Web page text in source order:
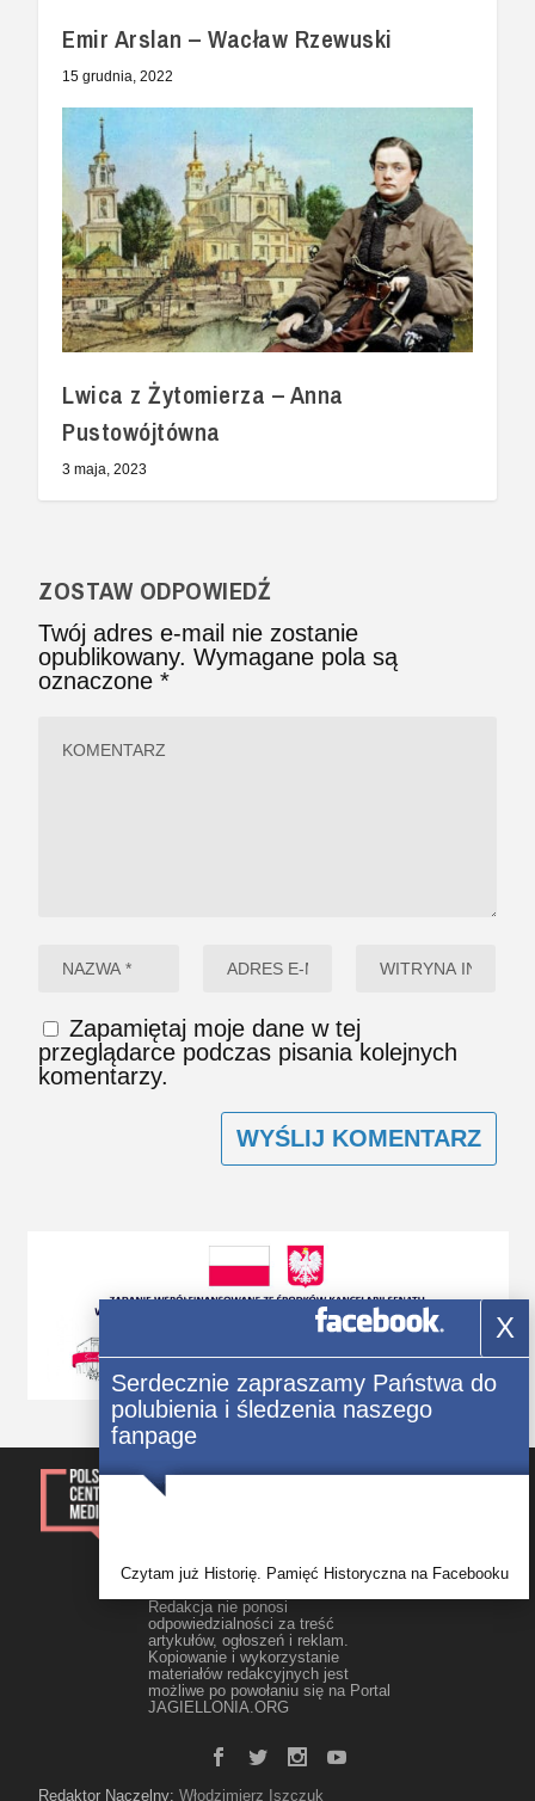
Emir Arslan – Wacław Rzewuski
15 grudnia, 2022
Lwica z Żytomierza – Anna
Pustowójtówna
3 maja, 2023
ZOSTAW ODPOWIEDŹ
Twój adres e-mail nie zostanie
opublikowany. Wymagane pola są
oznaczone*
Zapamiętaj moje dane w tej
przeglądarce podczas pisania kolejnych
komentarzy.
© 2014-2023, Kwartalnik „Głos
Polonii” Wszelkie prawa
Sprawiedliwości w obwodzie
Redakcja nie ponosi
odpowiedzialności za treść
artykułów, ogłoszeń i reklam.
Kopiowanie i wykorzystanie
materiałów redakcyjnych jest
możliwe po powołaniu się na Portal
JAGIELLONIA.ORG
Redaktor Naczelny:Włodzimierz Iszczuk
X
Serdecznie zapraszamy Państwa do
polubienia i śledzenia naszego
fanpage
Czytam już Historię. Pamięć Historyczna na Facebooku